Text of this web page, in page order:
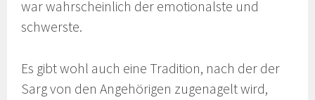
war wahrscheinlich der emotionalste und
schwerste.
Es gibt wohl auch eine Tradition, nach der der
Sarg von den Angehörigen zugenagelt wird,